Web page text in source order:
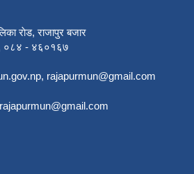
राेड, राजापुर बजार
०८४ - ४६०१६७
, rajapurmun@gmail.com